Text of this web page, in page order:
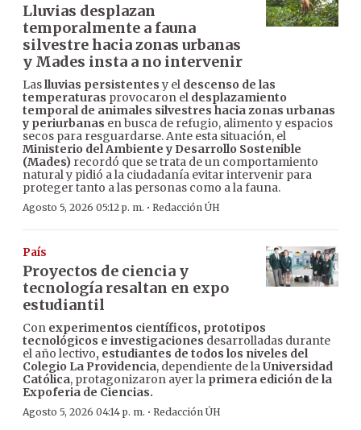
Lluvias desplazan
temporalmente a fauna
silvestre hacia zonas urbanas
y Mades insta a no intervenir
Laslluvias persistentes y el descenso de las
temperaturas provocaron el desplazamiento
temporal de animales silvestres hacia zonas urbanas
y periurbanas en busca de refugio, alimento y espacios
secos para resguardarse. Ante esta situación, el
Ministerio del Ambiente y Desarrollo Sostenible
(Mades) recordó que se trata de un comportamiento
natural y pidió a la ciudadanía evitar intervenir para
proteger tanto a las personas como a la fauna.
Agosto 5, 2026 05:12 p. m. · Redacción ÚH
País
Proyectos de ciencia y
tecnología resaltan en expo
estudiantil
Con experimentos científicos, prototipos
tecnológicos e investigaciones desarrolladas durante
el año lectivo, estudiantes de todos los niveles del
Colegio La Providencia, dependiente de laUniversidad
Católica, protagonizaron ayer la primera edición de la
Expoferia de Ciencias.
Agosto 5, 2026 04:14 p. m. · Redacción ÚH